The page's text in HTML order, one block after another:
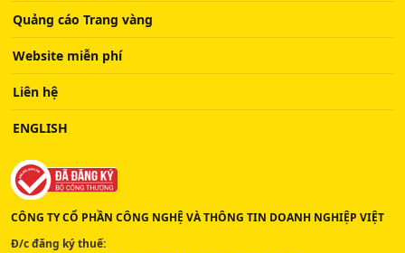
Quảng cáo Trang vàng
Website miễn phí
Liên hệ
ENGLISH
CÔNG TY CỔ PHẦN CÔNG NGHỆ VÀ THÔNG TIN DOANH NGHIỆP VIỆT
Đ/c đăng ký thuế: